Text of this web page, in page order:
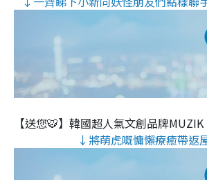
【送您🐯】韓國超人氣文創品牌MUZIK
↓將萌虎嘅慵懶療癒帶返